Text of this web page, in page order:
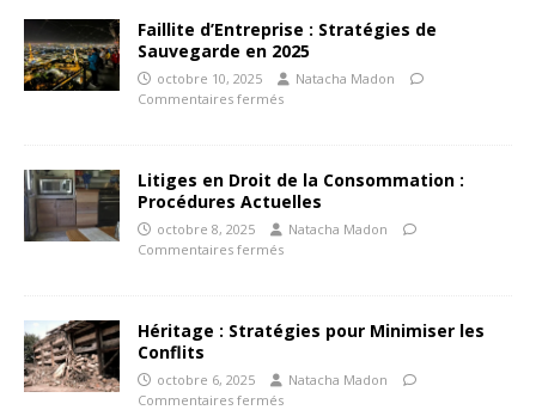
Faillite d’Entreprise : Stratégies de
Sauvegarde en 2025
octobre 10, 2025
Natacha Madon
Commentaires fermés
Litiges en Droit de la Consommation :
Procédures Actuelles
octobre 8, 2025
Natacha Madon
Commentaires fermés
Héritage : Stratégies pour Minimiser les
Conflits
octobre 6, 2025
Natacha Madon
Commentaires fermés